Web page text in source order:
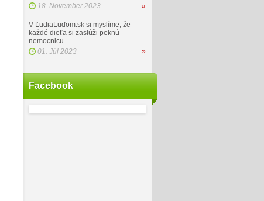
18. November 2023
»
V ĽudiaĽuďom.sk si myslíme, že
každé dieťa si zaslúži peknú
nemocnicu
01. Júl 2023
»
Facebook